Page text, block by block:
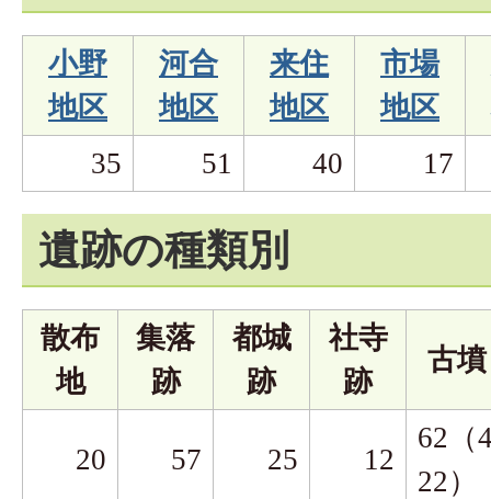
小野
地区
河合
地区
来住
地区
市場
地区
35 51 40 17
遺跡の種類別
散布
地
集落
跡
都城
跡
社寺
跡
古墳
20 57 25 12
62（
22）